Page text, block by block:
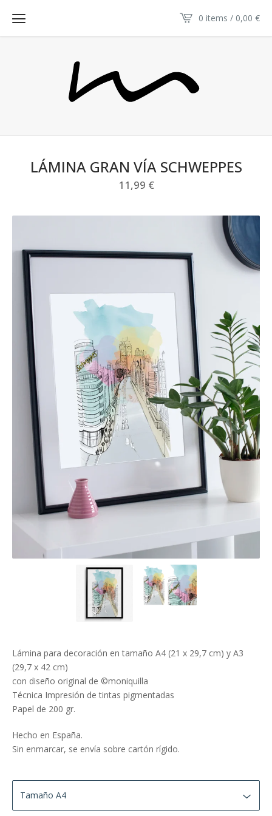
0 items / 0,00 €
LÁMINA GRAN VÍA SCHWEPPES
11,99 €
Lámina para decoración en tamaño A4 (21 x 29,7 cm) y A3
(29,7 x 42 cm)
con diseño original de ©moniquilla
Técnica Impresión de tintas pigmentadas
Papel de 200 gr.
Hecho en España.
Sin enmarcar, se envía sobre cartón rígido.